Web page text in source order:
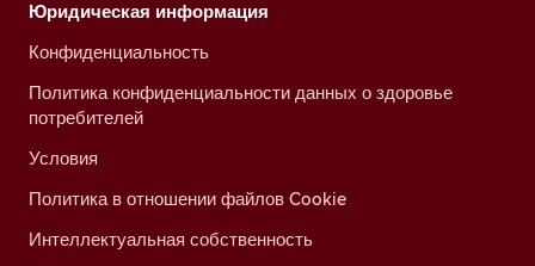
Юридическая информация
Конфиденциальность
Политика конфиденциальности данных о здоровье
потребителей
Условия
Политика в отношении файлов Cookie
Интеллектуальная собственность